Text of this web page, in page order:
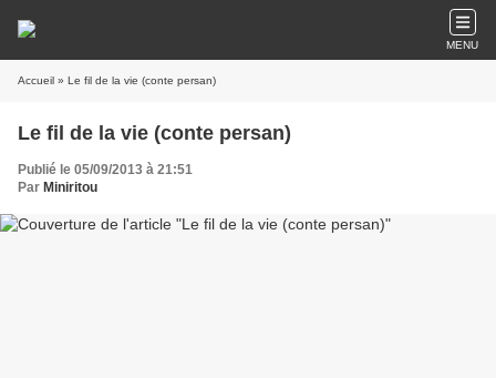
MENU
Accueil » Le fil de la vie (conte persan)
Le fil de la vie (conte persan)
Publié le 05/09/2013 à 21:51
Par Miniritou